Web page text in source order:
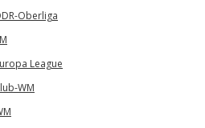
Oberliga
League
WM